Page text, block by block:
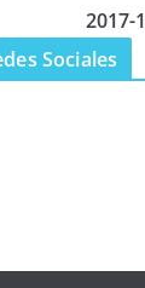
2017-
Sociales